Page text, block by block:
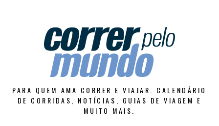
PARA QUEM AMA CORRER E VIAJAR. CALENDÁRIO
DE CORRIDAS, NOTÍCIAS, GUIAS DE VIAGEM E
MUITO MAIS.